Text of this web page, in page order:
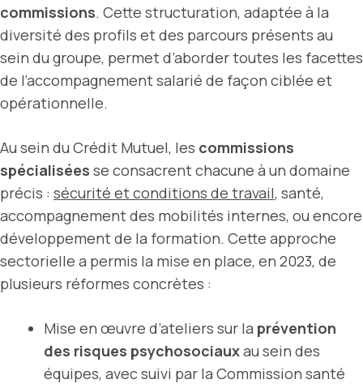
commissions. Cette structuration, adaptée à la
diversité des profils et des parcours présents au
sein du groupe, permet d’aborder toutes les facettes
de l’accompagnement salarié de façon ciblée et
opérationnelle.
Au sein du Crédit Mutuel, les commissions
spécialisées se consacrent chacune à un domaine
précis : sécurité et conditions de travail, santé,
accompagnement des mobilités internes, ou encore
développement de la formation. Cette approche
sectorielle a permis la mise en place, en 2023, de
plusieurs réformes concrètes :
Mise en œuvre d’ateliers sur la prévention
des risques psychosociauxau sein des
équipes, avec suivi par la Commission santé